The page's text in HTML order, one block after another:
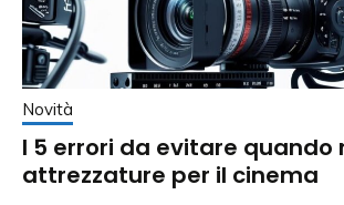
Novità
I 5 errori da evitare quando
attrezzature per il cinema